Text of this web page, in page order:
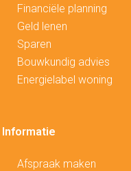
Financiële planning
Geld lenen
Sparen
Bouwkundig advies
Energielabel woning
Informatie
Afspraak maken